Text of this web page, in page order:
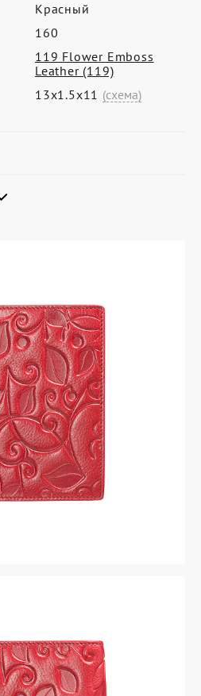
Красный
160
119 Flower Emboss
Leather (119)
13х1.5х11 (схема)